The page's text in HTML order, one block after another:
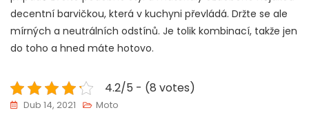
decentní barvičkou, která v kuchyni převládá. Držte se ale
mírných a neutrálních odstínů. Je tolik kombinací, takže jen
do toho a hned máte hotovo.
4.2/5 - (8 votes)
Dub 14, 2021 Moto